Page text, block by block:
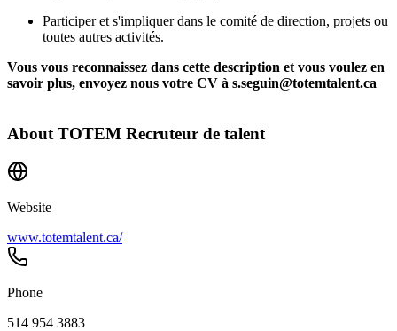
Participer et s'impliquer dans le comité de direction, projets ou
toutes autres activités.
Vous vous reconnaissez dans cette description et vous voulez en
savoir plus, envoyez nous votre CV à s.seguin@totemtalent.ca
About TOTEM Recruteur de talent
Website
www.totemtalent.ca/
Phone
514 954 3883